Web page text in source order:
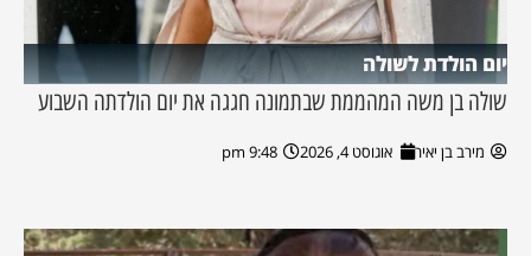
יום הולדת לשולה
שולה בן משה המהממת שבתמונה חגגה את יום הולדתה השבוע
מירב בן יאיר אוגוסט 4, 2026 9:48 pm